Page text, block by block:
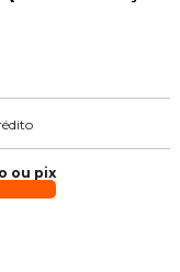
ou pix